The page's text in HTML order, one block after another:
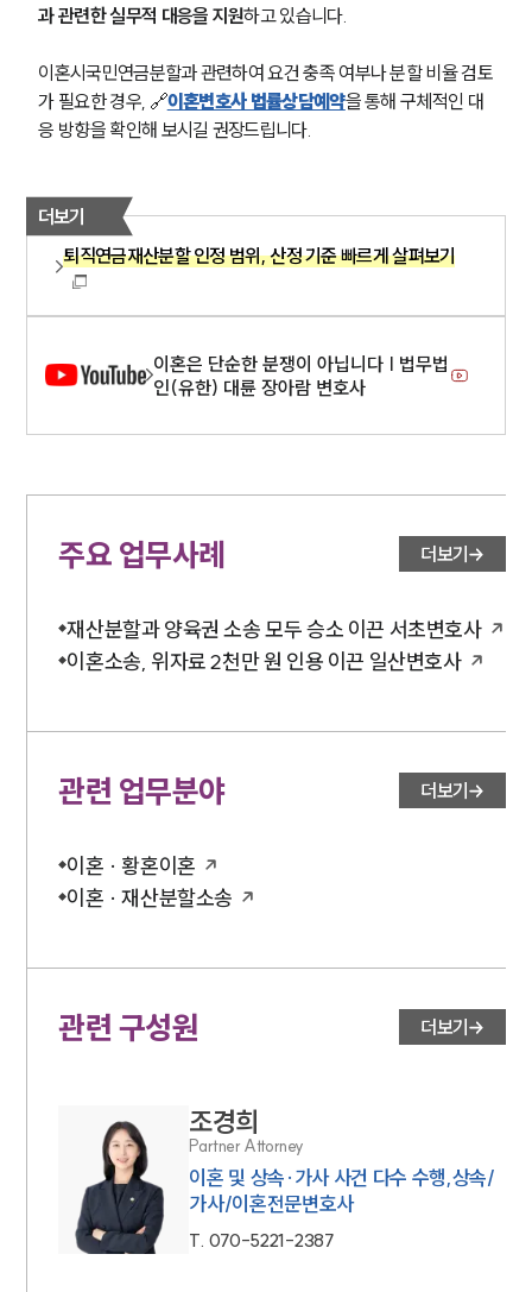
과 관련한 실무적 대응을 지원하고 있습니다.
이혼시국민연금분할과 관련하여 요건 충족 여부나 분할 비율 검토
가 필요한 경우, 🔗이혼변호사 법률상담예약을 통해 구체적인 대
응 방향을 확인해 보시길 권장드립니다.
더보기
퇴직연금재산분할 인정 범위, 산정 기준 빠르게 살펴보기
이혼은 단순한 분쟁이 아닙니다 | 법무법
인(유한) 대륜 장아람 변호사
주요 업무사례 더보기
재산분할과 양육권 소송 모두 승소 이끈 서초변호사
이혼소송, 위자료 2천만 원 인용 이끈 일산변호사
관련 업무분야 더보기
이혼 · 황혼이혼
이혼 · 재산분할소송
관련 구성원 더보기
조경희
Partner Attorney
이혼 및 상속·가사 사건 다수 수행,상속/
가사/이혼전문변호사
T. 070-5221-2387